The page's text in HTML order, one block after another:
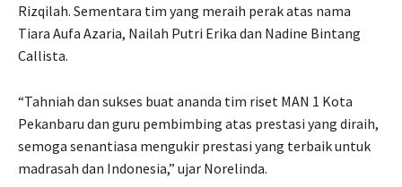
Rizqilah. Sementara tim yang meraih perak atas nama
Tiara Aufa Azaria, Nailah Putri Erika dan Nadine Bintang
Callista.
“Tahniah dan sukses buat ananda tim riset MAN 1 Kota
Pekanbaru dan guru pembimbing atas prestasi yang diraih,
semoga senantiasa mengukir prestasi yang terbaik untuk
madrasah dan Indonesia,” ujar Norelinda.